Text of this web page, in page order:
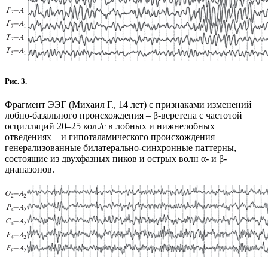
Рис. 3.
Фрагмент ЭЭГ (Михаил Г., 14 лет) с признаками изменений
лобно-базального происхождения – β-веретена с частотой
осцилляций 20–25 кол./с в лобных и нижнелобных
отведениях – и гипоталамического происхождения –
генерализованные билатерально-синхронные паттерны,
состоящие из двухфазных пиков и острых волн α- и β-
диапазонов.